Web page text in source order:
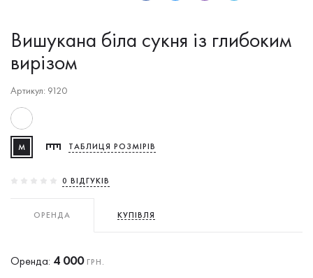
Вишукана біла сукня із глибоким
вирізом
Артикул: 9120
M ТАБЛИЦЯ РОЗМІРІВ
0 ВIДГУКIВ
ОРЕНДА КУПІВЛЯ
Оренда: 4 000ГРН.